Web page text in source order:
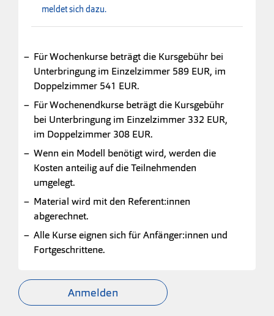
meldet sich dazu.
Für Wochenkurse beträgt die Kursgebühr bei
Unterbringung im Einzelzimmer 589 EUR, im
Doppelzimmer 541 EUR.
Für Wochenendkurse beträgt die Kursgebühr
bei Unterbringung im Einzelzimmer 332 EUR,
im Doppelzimmer 308 EUR.
Wenn ein Modell benötigt wird, werden die
Kosten anteilig auf die Teilnehmenden
umgelegt.
Material wird mit den Referent:innen
abgerechnet.
Alle Kurse eignen sich für Anfänger:innen und
Fortgeschrittene.
Anmelden